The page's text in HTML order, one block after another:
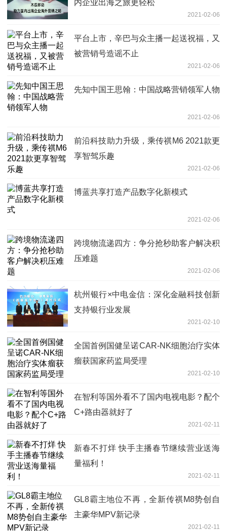
内企业出海之旅更轻松
2021-02-06
平台上市，辛巴与众主播一起送祝福，又
被营销号造谣不止
2021-02-06
先知中国王思翰：中国战略营销领军人物
2021-02-06
前沿科技助力升级，乘传祺M6 2021款更
享智驾乐趣
2021-02-06
博蓝共享打造产品数字化新模式
2021-02-06
跨境物流递四方：争分抢秒助客户解决积
压难题
2021-02-06
杭州银行×中电金信：深化金融科技创新
支持银行业发展
2021-02-10
全国首例国健呈诺CAR-NK细胞治疗实体
瘤获国家药监局受理
2021-02-10
在智利等国外看不了国内电视电影？配个
C+路由器就好了
2021-02-11
新春不打烊 快手主播春节继续营业送海
量福利！
2021-02-11
GL8霸主地位不再，全新传祺M8势创自
主豪华MPV新记录
2021-02-11